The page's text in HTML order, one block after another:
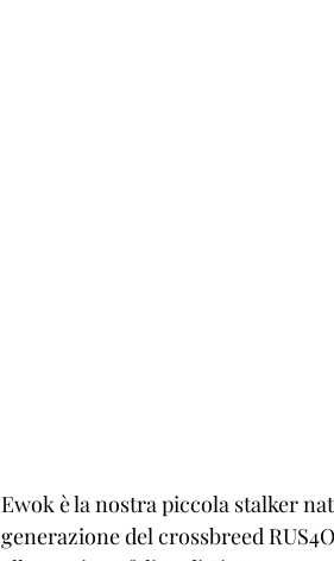
Ewok è la nostra piccola stalker
generazione del crossbreed